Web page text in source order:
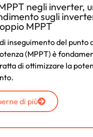
negli inverter,
sugli
MPPT
inseguimento del punto
(MPPT) è
di ottimizzare la
di più